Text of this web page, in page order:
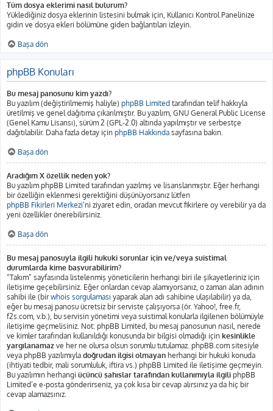
Tüm dosya eklerimi nasıl bulurum?
Yüklediğiniz dosya eklerinin listesini bulmak için, Kullanıcı Kontrol Panelinize
gidin ve dosya ekleri bölümüne giden bağlantıları izleyin.
Başa dön
phpBB Konuları
Bu mesaj panosunu kim yazdı?
Bu yazılım (değiştirilmemiş haliyle) phpBB Limited tarafından telif hakkıyla
üretilmiş ve genel dağıtıma çıkarılmıştır. Bu yazılım, GNU General Public License
(Genel Kamu Lisansı), sürüm 2 (GPL-2.0) altında yapılmıştır ve serbestçe
dağıtılabilir. Daha fazla detay için phpBB Hakkında sayfasına bakın.
Başa dön
Aradığım X özellik neden yok?
Bu yazılım phpBB Limited tarafından yazılmış ve lisanslanmıştır. Eğer herhangi
bir özelliğin eklenmesi gerektiğini düşünüyorsanız lütfen
phpBB Fikirleri Merkezi’ni ziyaret edin, oradan mevcut fikirlere oy verebilir ya da
yeni özellikler önerebilirsiniz.
Başa dön
Bu mesaj panosuyla ilgili hukuki sorunlar için ve/veya suistimal
durumlarda kime başvurabilirim?
“Takım” sayfasında listelenmiş yöneticilerin herhangi biri ile şikayetleriniz için
iletişime geçebilirsiniz. Eğer onlardan cevap alamıyorsanız, o zaman alan adının
sahibi ile (birwhois sorgulaması yaparak alan adı sahibine ulaşılabilir) ya da,
eğer bu mesaj panosu ücretsiz bir serviste çalışıyorsa (ör. Yahoo!, free.fr,
f2s.com, v.b.), bu servisin yönetimi veya suistimal konularla ilgilenen bölümüyle
iletişime geçmelisiniz. Not: phpBB Limited, bu mesaj panosunun nasıl, nerede
ve kimler tarafından kullanıldığı konusunda bir bilgisi olmadığı için kesinlikle
yargılanamaz ve her ne olursa olsun sorumlu tutulamaz. phpBB.com sitesiyle
veya phpBB yazılımıyla doğrudan ilgisi olmayan herhangi bir hukuki konuda
(ihtiyati tedbir, mali sorumluluk, iftira vs.) phpBB Limited ile iletişime geçmeyin.
Bu yazılımın herhangi üçüncü şahıslar tarafından kullanımıyla ilgili phpBB
Limited’e e-posta gönderirseniz, ya çok kısa bir cevap alırsınız ya da hiç bir
cevap alamazsınız.